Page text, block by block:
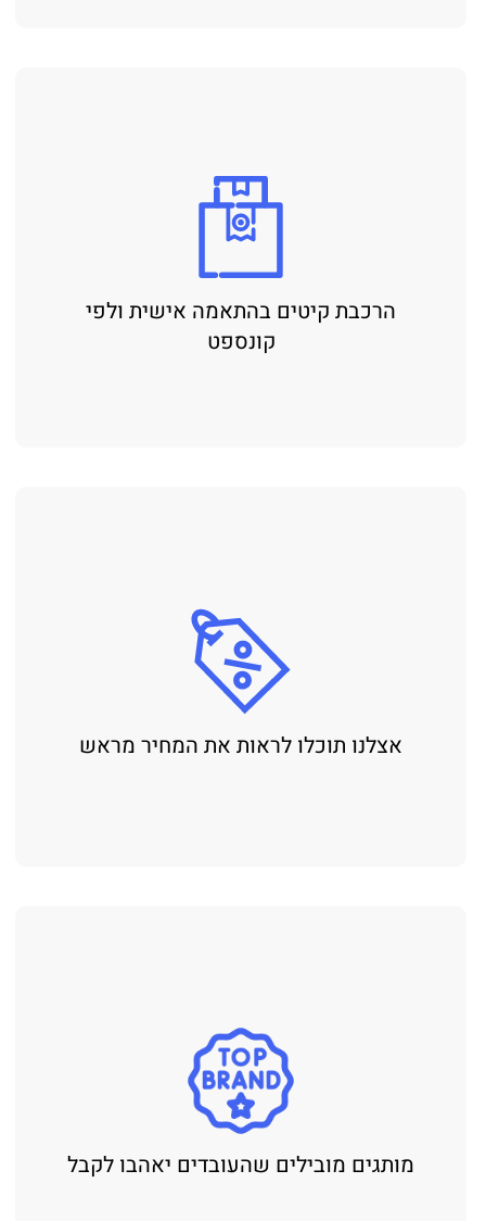
הרכבת קיטים בהתאמה אישית ולפי
קונספט
אצלנו תוכלו לראות את המחיר מראש
מותגים מובילים שהעובדים יאהבו לקבל